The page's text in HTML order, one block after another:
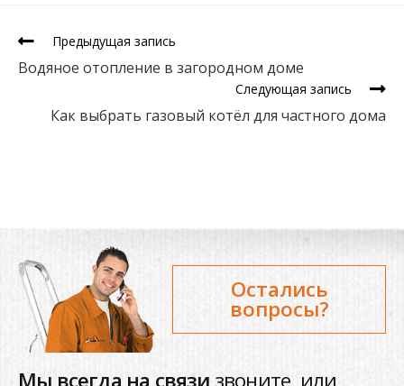
Предыдущая запись
Водяное отопление в загородном доме
Следующая запись
Как выбрать газовый котёл для частного дома
Остались
вопросы?
Мы всегда на связи звоните или